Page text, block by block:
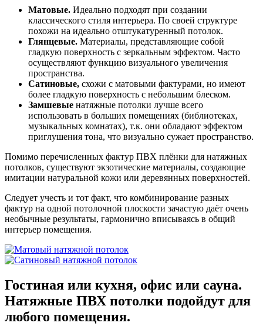
Матовые. Идеально подходят при создании
классического стиля интерьера. По своей структуре
похожи на идеально отштукатуренный потолок.
Глянцевые. Материалы, представляющие собой
гладкую поверхность с зеркальным эффектом. Часто
осуществляют функцию визуального увеличения
пространства.
Сатиновые, схожи с матовыми фактурами, но имеют
более гладкую поверхность с небольшим блеском.
Замшевые натяжные потолки лучше всего
использовать в больших помещениях (библиотеках,
музыкальных комнатах), т.к. они обладают эффектом
приглушения тона, что визуально сужает пространство.
Помимо перечисленных фактур ПВХ плёнки для натяжных
потолков, существуют экзотические материалы, создающие
имитации натуральной кожи или деревянных поверхностей.
Следует учесть и тот факт, что комбинирование разных
фактур на одной потолочной плоскости зачастую даёт очень
необычные результаты, гармонично вписываясь в общий
интерьер помещения.
Гостиная или кухня, офис или сауна.
Натяжные ПВХ потолки подойдут для
любого помещения.